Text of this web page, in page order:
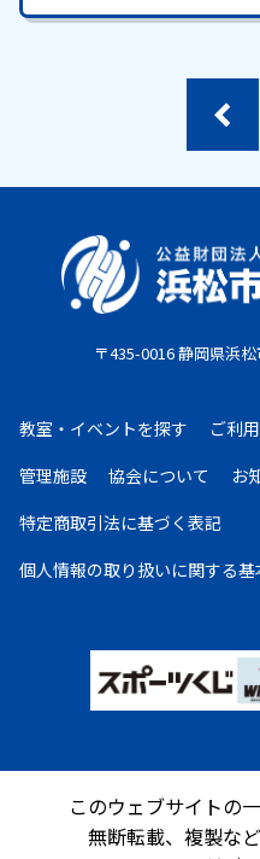
各教室・イベントページの問い
〒435-0016 静岡県浜
教室・イベントを探す ご利
管理施設
協会について お
特定商取引法に基づく表記
個人情報の取り扱いに関する基
このウェブサイトの
無断転載、複製な